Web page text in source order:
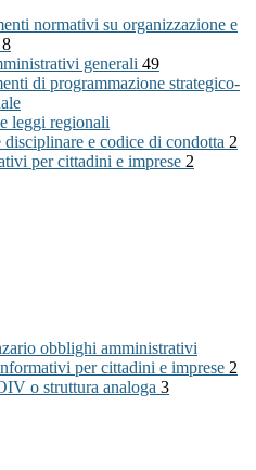
normativi su organizzazione e
8
generali 49
di programmazione strategico-
leggi regionali
disciplinare e codice di condotta 2
per cittadini e imprese 2
obblighi amministrativi
per cittadini e imprese 2
o struttura analoga 3